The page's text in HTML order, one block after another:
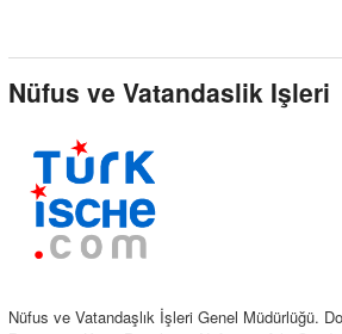
Nüfus ve Vatandaslik Işleri
Nüfus ve Vatandaşlık İşleri Genel Müdürlüğü.